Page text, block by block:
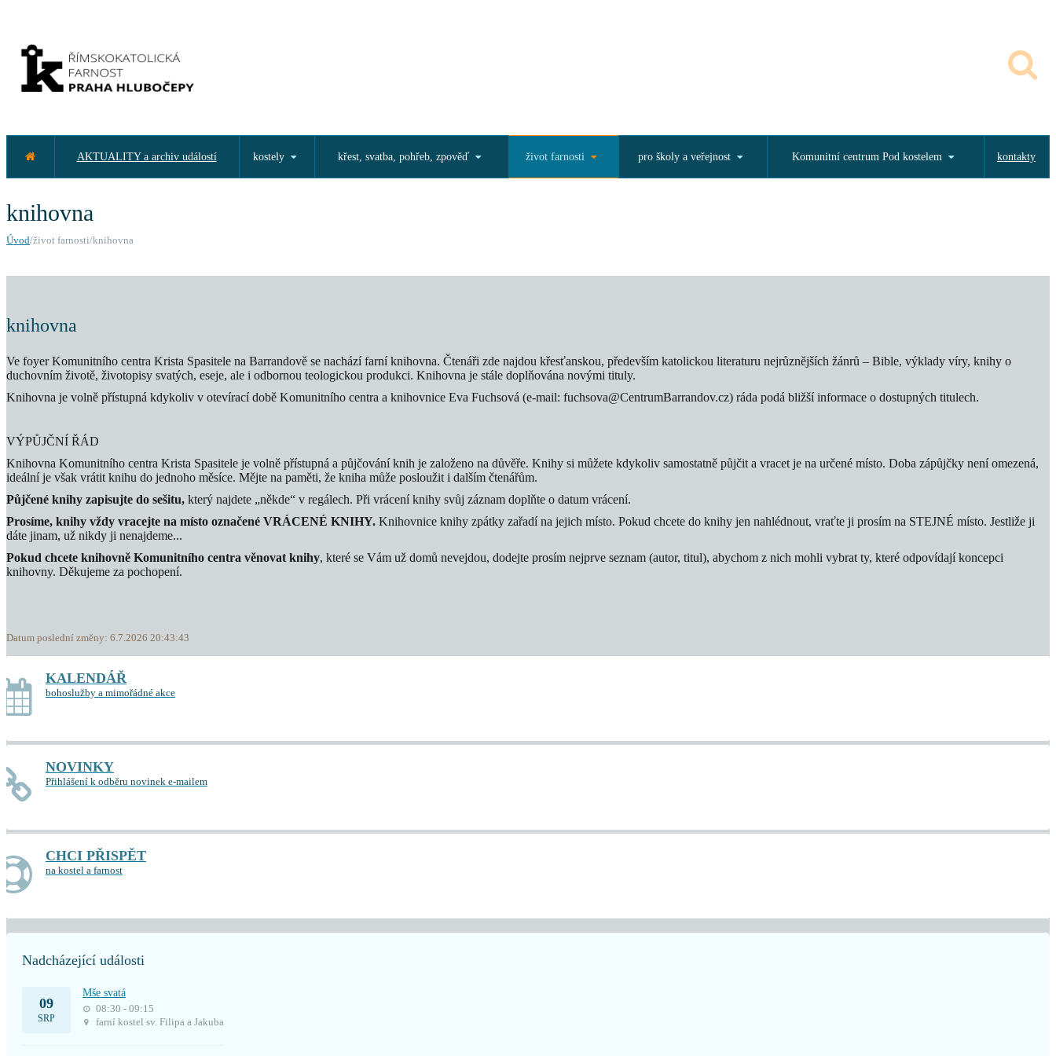
AKTUALITY a archiv událostí kostely křest, svatba, pohřeb, zpověď život farnosti pro školy a veřejnost Komunitní centrum Pod kostelem kontakty
knihovna
Úvod/život farnosti/knihovna
knihovna
Ve foyer Komunitního centra Krista Spasitele na Barrandově se nachází farní knihovna. Čtenáři zde najdou křesťanskou, především katolickou literaturu nejrůznějších žánrů – Bible, výklady víry, knihy o
duchovním životě, životopisy svatých, eseje, ale i odbornou teologickou produkci. Knihovna je stále doplňována novými tituly.
Knihovna je volně přístupná kdykoliv v otevírací době Komunitního centra a knihovnice Eva Fuchsová (e-mail: fuchsova@CentrumBarrandov.cz) ráda podá bližší informace o dostupných titulech.
VÝPŮJČNÍ ŘÁD
Knihovna Komunitního centra Krista Spasitele je volně přístupná a půjčování knih je založeno na důvěře. Knihy si můžete kdykoliv samostatně půjčit a vracet je na určené místo. Doba zápůjčky není omezená,
ideální je však vrátit knihu do jednoho měsíce. Mějte na paměti, že kniha může posloužit i dalším čtenářům.
Půjčené knihy zapisujte do sešitu, který najdete „někde“ v regálech. Při vrácení knihy svůj záznam doplňte o datum vrácení.
Prosíme, knihy vždy vracejte na místo označené VRÁCENÉ KNIHY. Knihovnice knihy zpátky zařadí na jejich místo. Pokud chcete do knihy jen nahlédnout, vraťte ji prosím na STEJNÉ místo. Jestliže ji
dáte jinam, už nikdy ji nenajdeme...
Pokud chcete knihovně Komunitního centra věnovat knihy, které se Vám už domů nevejdou, dodejte prosím nejprve seznam (autor, titul), abychom z nich mohli vybrat ty, které odpovídají koncepci
knihovny. Děkujeme za pochopení.
Datum poslední změny: 6.7.2026 20:43:43
KALENDÁŘ
bohoslužby a mimořádné akce
NOVINKY
Přihlášení k odběru novinek e-mailem
CHCI PŘISPĚT
na kostel a farnost
Nadcházející události
09
SRP
Mše svatá
08:30 - 09:15
farní kostel sv. Filipa a Jakuba